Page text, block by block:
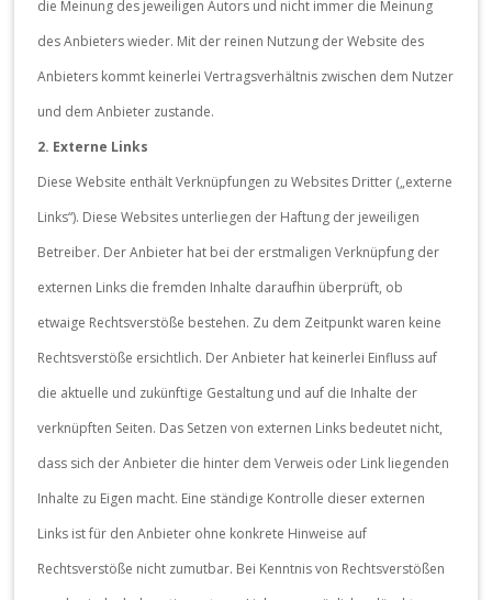
die Meinung des jeweiligen Autors und nicht immer die Meinung
des Anbieters wieder. Mit der reinen Nutzung der Website des
Anbieters kommt keinerlei Vertragsverhältnis zwischen dem Nutzer
und dem Anbieter zustande.
2. Externe Links
Diese Website enthält Verknüpfungen zu Websites Dritter („externe
Links“). Diese Websites unterliegen der Haftung der jeweiligen
Betreiber. Der Anbieter hat bei der erstmaligen Verknüpfung der
externen Links die fremden Inhalte daraufhin überprüft, ob
etwaige Rechtsverstöße bestehen. Zu dem Zeitpunkt waren keine
Rechtsverstöße ersichtlich. Der Anbieter hat keinerlei Einfluss auf
die aktuelle und zukünftige Gestaltung und auf die Inhalte der
verknüpften Seiten. Das Setzen von externen Links bedeutet nicht,
dass sich der Anbieter die hinter dem Verweis oder Link liegenden
Inhalte zu Eigen macht. Eine ständige Kontrolle dieser externen
Links ist für den Anbieter ohne konkrete Hinweise auf
Rechtsverstöße nicht zumutbar. Bei Kenntnis von Rechtsverstößen